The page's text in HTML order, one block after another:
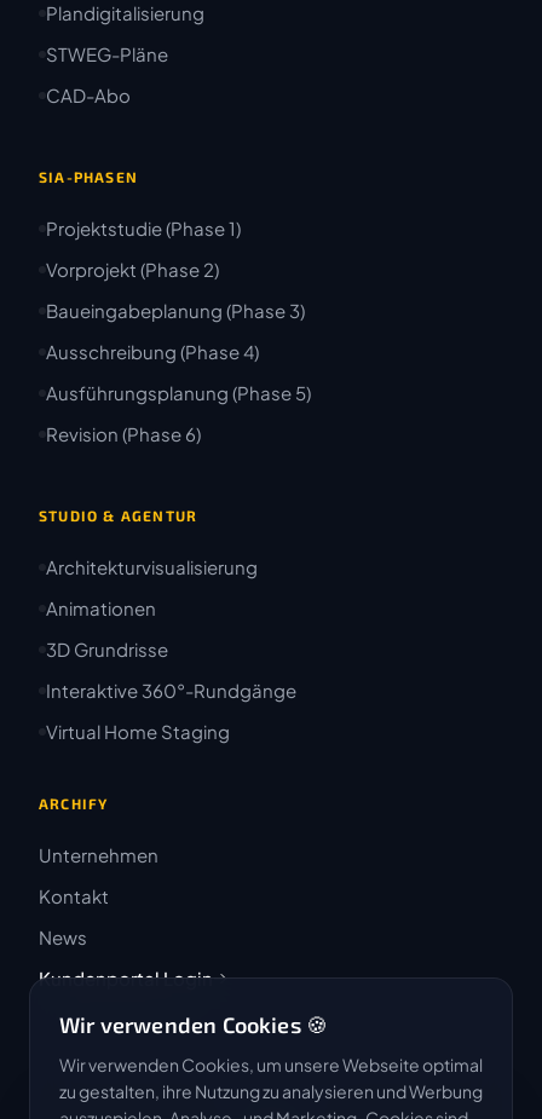
Plandigitalisierung
STWEG-Pläne
CAD-Abo
SIA-PHASEN
Projektstudie (Phase 1)
Vorprojekt (Phase 2)
Baueingabeplanung (Phase 3)
Ausschreibung (Phase 4)
Ausführungsplanung (Phase 5)
Revision (Phase 6)
STUDIO & AGENTUR
Architekturvisualisierung
Animationen
3D Grundrisse
Interaktive 360°-Rundgänge
Virtual Home Staging
ARCHIFY
Unternehmen
Kontakt
News
Kundenportal Login
Wir verwenden Cookies 🍪
Wir verwenden Cookies, um unsere Webseite optimal
zu gestalten, ihre Nutzung zu analysieren und Werbung